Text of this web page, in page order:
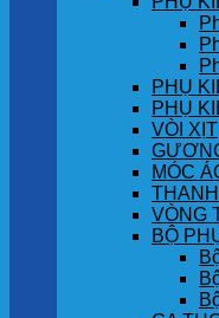
PHỤ
PHỤ
VÒI XỊT
MÓC
VÒNG
BỘ